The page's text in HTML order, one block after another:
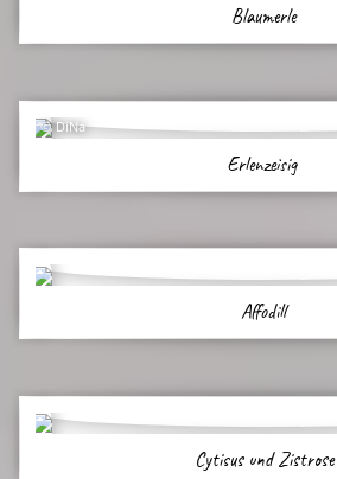
Blaumerle
DiNa
Erlenzeisig
Affodill
Cytisus und Zistrose